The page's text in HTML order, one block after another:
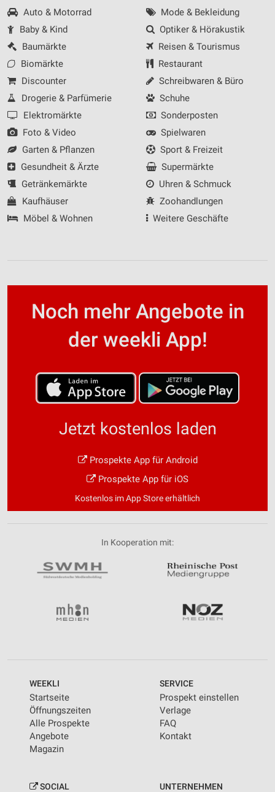
Auto & Motorrad
Baby & Kind
Baumärkte
Biomärkte
Discounter
Drogerie & Parfümerie
Elektromärkte
Foto & Video
Garten & Pflanzen
Gesundheit & Ärzte
Getränkemärkte
Kaufhäuser
Möbel & Wohnen
Mode & Bekleidung
Optiker & Hörakustik
Reisen & Tourismus
Restaurant
Schreibwaren & Büro
Schuhe
Sonderposten
Spielwaren
Sport & Freizeit
Supermärkte
Uhren & Schmuck
Zoohandlungen
Weitere Geschäfte
Noch mehr Angebote in
der weekli App!
Jetzt kostenlos laden
Prospekte App für Android
Prospekte App für iOS
Kostenlos im App Store erhältlich
In Kooperation mit:
WEEKLI
Startseite
Öffnungszeiten
Alle Prospekte
Angebote
Magazin
SERVICE
Prospekt einstellen
Verlage
FAQ
Kontakt
SOCIAL UNTERNEHMEN